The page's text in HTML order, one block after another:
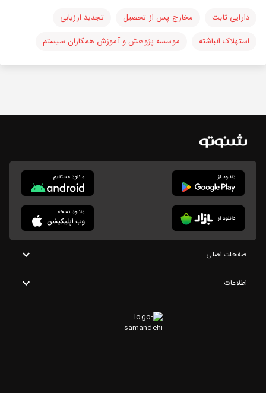
دارایی ثابت مخارج پس از تحصیل
تجدید ارزیابی
استهلاک انباشته
موسسه پژوهش و آموزش همکاران سیستم
صفحات اصلی
اطلاعات